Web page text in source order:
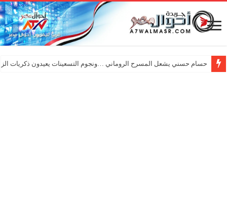
حسام حسني يشعل المسرح الروماني …ونجوم التسعينات يعيدون ذكريات